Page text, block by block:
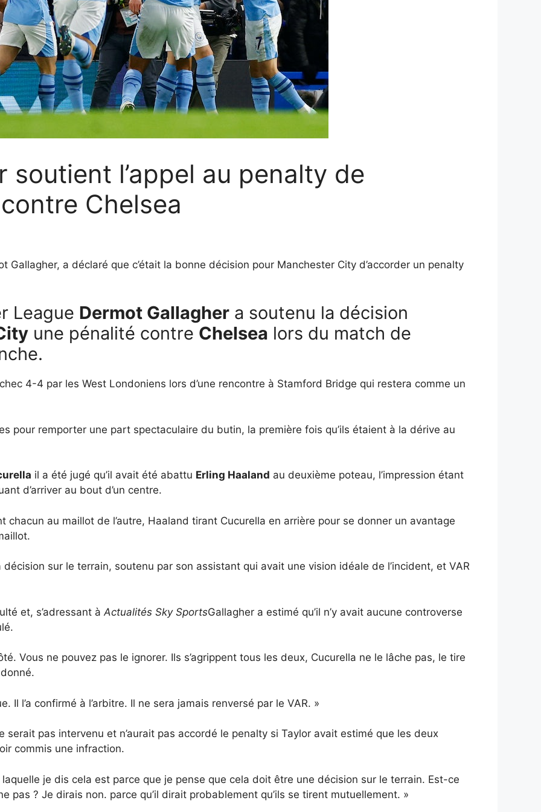
soutient l’appel au penalty de
Chelsea
Gallagher, a déclaré que c’était la bonne décision pour Manchester City d’accorder un penalty
League Dermot Gallagher a soutenu la décision
une pénalité contre Chelsea lors du match de
4-4 par les West Londoniens lors d’une rencontre à Stamford Bridge qui restera comme un
pour remporter une part spectaculaire du butin, la première fois qu’ils étaient à la dérive au
il a été jugé qu’il avait été abattu Erling Haaland au deuxième poteau, l’impression étant
d’arriver au bout d’un centre.
chacun au maillot de l’autre, Haaland tirant Cucurella en arrière pour se donner un avantage
décision sur le terrain, soutenu par son assistant qui avait une vision idéale de l’incident, et VAR
et, s’adressant à Actualités Sky SportsGallagher a estimé qu’il n’y avait aucune controverse
Vous ne pouvez pas le ignorer. Ils s’agrippent tous les deux, Cucurella ne le lâche pas, le tire
Il l’a confirmé à l’arbitre. Il ne sera jamais renversé par le VAR. »
serait pas intervenu et n’aurait pas accordé le penalty si Taylor avait estimé que les deux
commis une infraction.
je dis cela est parce que je pense que cela doit être une décision sur le terrain. Est-ce
pas ? Je dirais non. parce qu’il dirait probablement qu’ils se tirent mutuellement. »